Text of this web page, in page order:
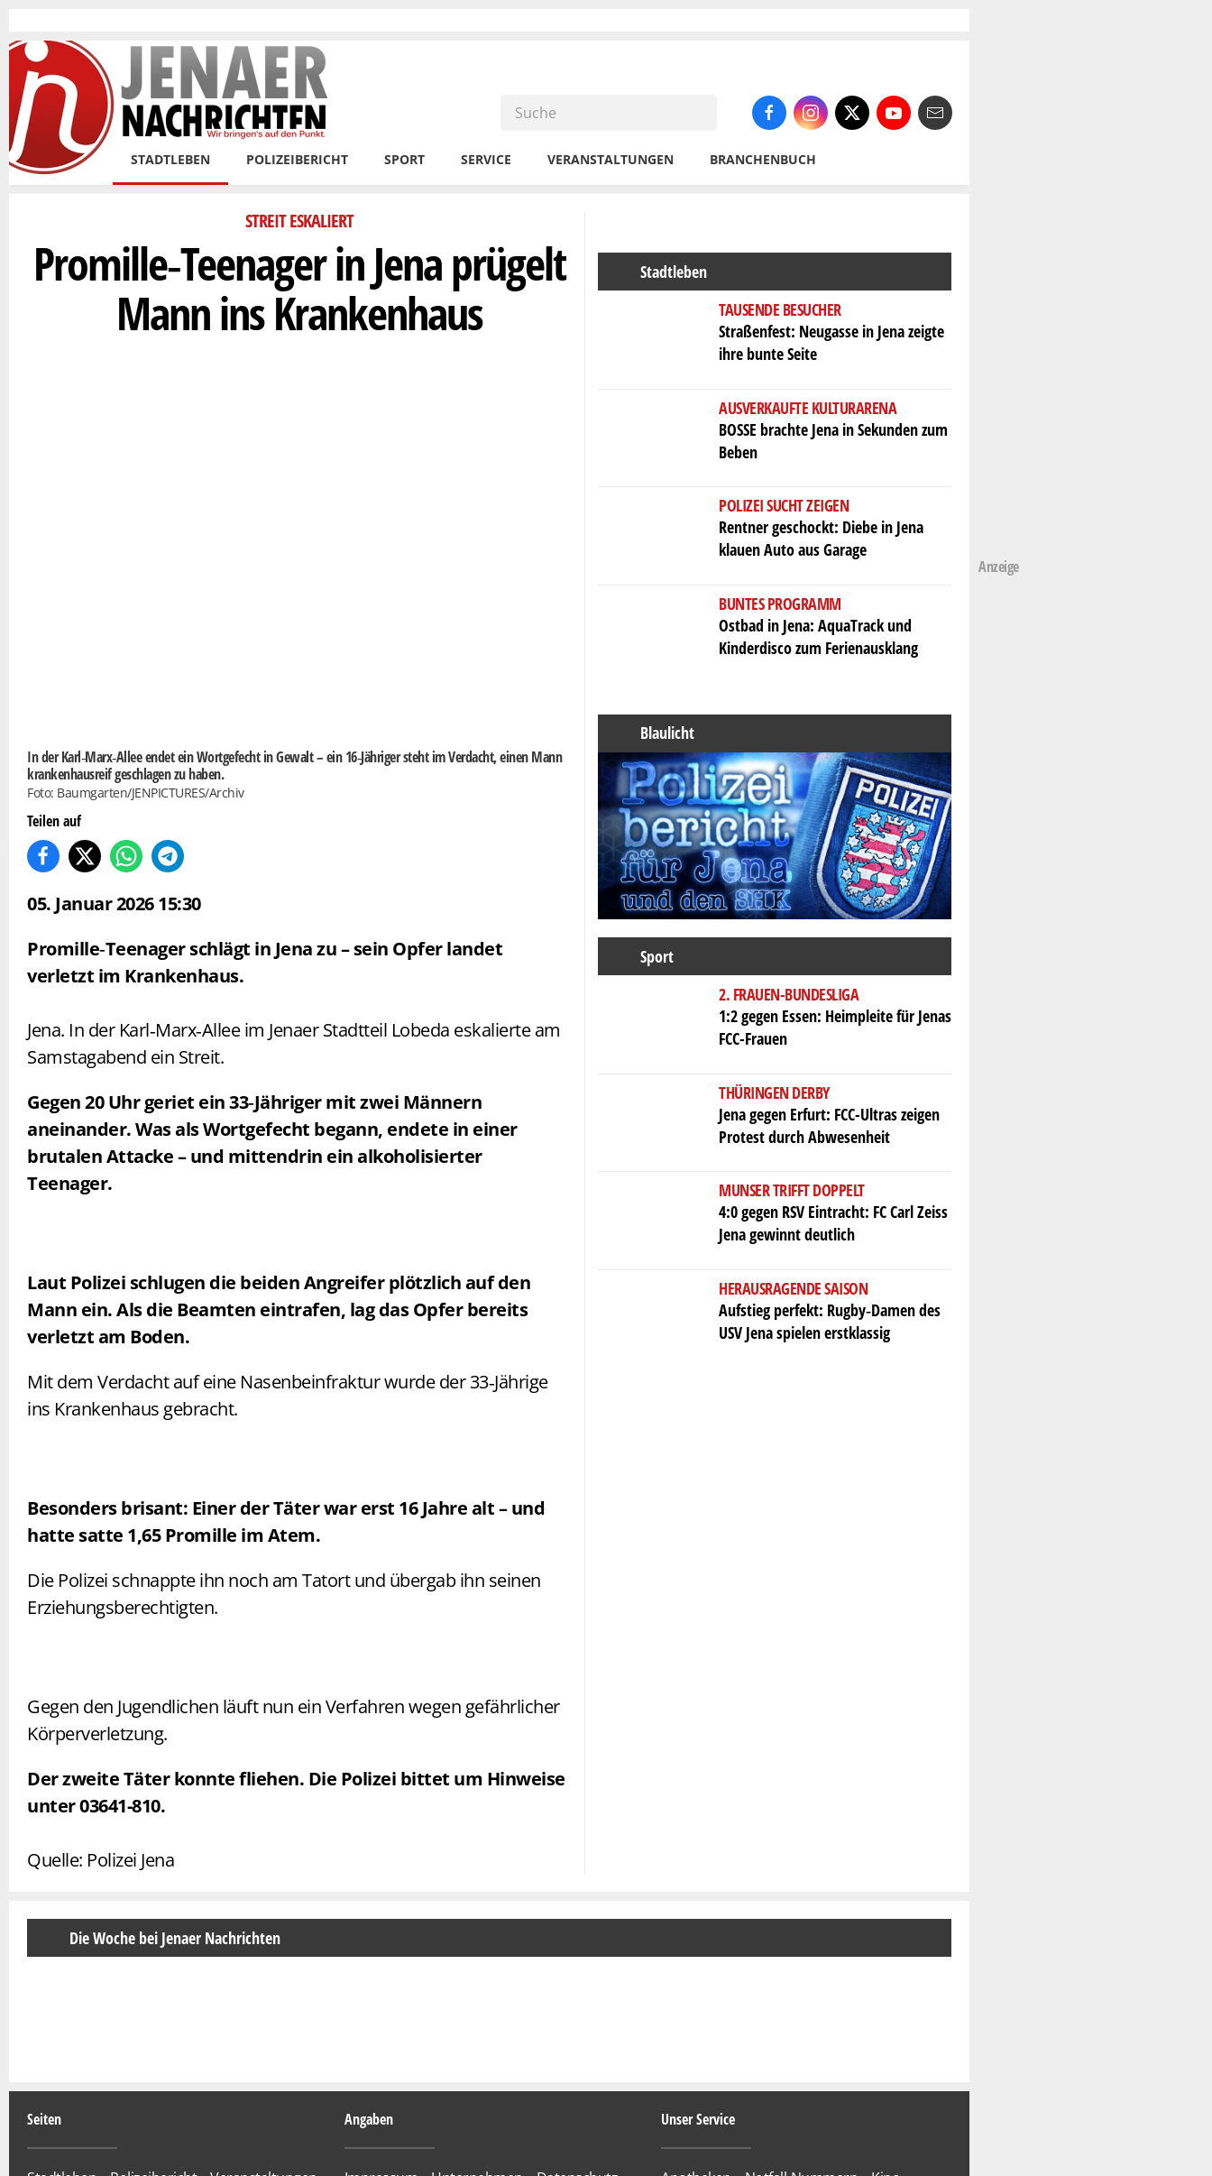
Skip to main content
STADTLEBEN POLIZEIBERICHT SPORT SERVICE VERANSTALTUNGEN BRANCHENBUCH
STREIT ESKALIERT
Promille‑Teenager in Jena prügelt
Mann ins Krankenhaus
In der Karl‑Marx‑Allee endet ein Wortgefecht in Gewalt – ein 16‑Jähriger steht im Verdacht, einen Mann
krankenhausreif geschlagen zu haben.
Foto: Baumgarten/JENPICTURES/Archiv
Teilen auf
05. Januar 2026 15:30
Promille‑Teenager schlägt in Jena zu – sein Opfer landet
verletzt im Krankenhaus.
Jena. In der Karl‑Marx‑Allee im Jenaer Stadtteil Lobeda eskalierte am
Samstagabend ein Streit.
Gegen 20 Uhr geriet ein 33‑Jähriger mit zwei Männern
aneinander. Was als Wortgefecht begann, endete in einer
brutalen Attacke – und mittendrin ein alkoholisierter
Teenager.
Laut Polizei schlugen die beiden Angreifer plötzlich auf den
Mann ein. Als die Beamten eintrafen, lag das Opfer bereits
verletzt am Boden.
Mit dem Verdacht auf eine Nasenbeinfraktur wurde der 33‑Jährige
ins Krankenhaus gebracht.
Besonders brisant: Einer der Täter war erst 16 Jahre alt – und
hatte satte 1,65 Promille im Atem.
Die Polizei schnappte ihn noch am Tatort und übergab ihn seinen
Erziehungsberechtigten.
Gegen den Jugendlichen läuft nun ein Verfahren wegen gefährlicher
Körperverletzung.
Der zweite Täter konnte fliehen. Die Polizei bittet um Hinweise
unter 03641-810.
Quelle: Polizei Jena
Stadtleben
TAUSENDE BESUCHER
Straßenfest: Neugasse in Jena zeigte
ihre bunte Seite
AUSVERKAUFTE KULTURARENA
BOSSE brachte Jena in Sekunden zum
Beben
POLIZEI SUCHT ZEIGEN
Rentner geschockt: Diebe in Jena
klauen Auto aus Garage
BUNTES PROGRAMM
Ostbad in Jena: AquaTrack und
Kinderdisco zum Ferienausklang
Blaulicht
Sport
2. FRAUEN-BUNDESLIGA
1:2 gegen Essen: Heimpleite für Jenas
FCC-Frauen
THÜRINGEN DERBY
Jena gegen Erfurt: FCC-Ultras zeigen
Protest durch Abwesenheit
MUNSER TRIFFT DOPPELT
4:0 gegen RSV Eintracht: FC Carl Zeiss
Jena gewinnt deutlich
HERAUSRAGENDE SAISON
Aufstieg perfekt: Rugby‑Damen des
USV Jena spielen erstklassig
Die Woche bei Jenaer Nachrichten
Seiten Angaben Unser Service
Anzeige